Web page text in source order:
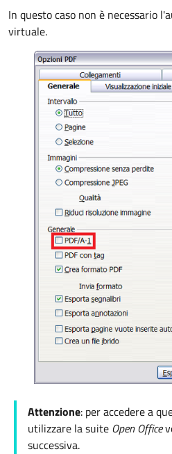
In questo caso non è necessario
virtuale.
Attenzione: per accedere a
utilizzare la suite Open Office
successiva.